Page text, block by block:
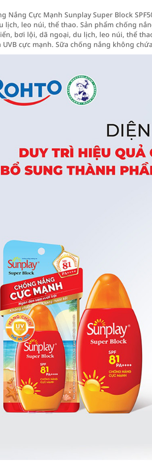
Nắng Cực Mạnh Sunplay Super Block
lịch, leo núi, thể thao. Sản phẩm chống
bơi lội, dã ngoại, du lịch, leo núi, thể
UVB cực mạnh. Sữa chống nắng không